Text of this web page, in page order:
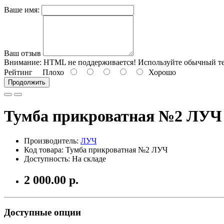
Ваше имя:
Ваш отзыв
Внимание: HTML не поддерживается! Используйте обычный
Рейтинг Плохо Хорошо
Продолжить
Тумба прикроватная №2 ЛУЧ
Производитель: ЛУЧ
Код товара: Тумба прикроватная №2 ЛУЧ
Доступность: На складе
2 000.00 р.
Доступные опции